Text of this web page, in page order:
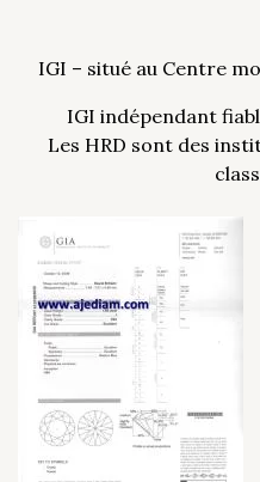
IGI – situé au Centre
IGI indépendant
Les HRD sont des